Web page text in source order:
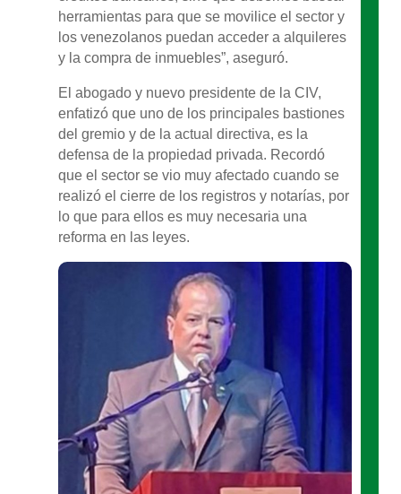
herramientas para que se movilice el sector y
los venezolanos puedan acceder a alquileres
y la compra de inmuebles”, aseguró.
El abogado y nuevo presidente de la CIV,
enfatizó que uno de los principales bastiones
del gremio y de la actual directiva, es la
defensa de la propiedad privada. Recordó
que el sector se vio muy afectado cuando se
realizó el cierre de los registros y notarías, por
lo que para ellos es muy necesaria una
reforma en las leyes.